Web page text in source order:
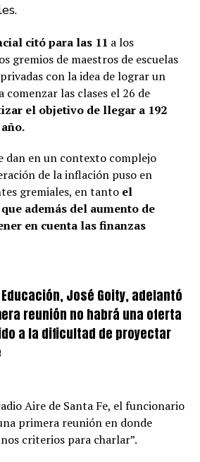
citó para las 11 a los
gremios de maestros de escuelas
con la idea de lograr un
comenzar las clases el 26 de
el objetivo de llegar a 192
dan en un contexto complejo
de la inflación puso en
gremiales, en tanto el
además del aumento de
en cuenta las finanzas
José Goity, adelantó
reunión no habrá una oferta
a la dificultad de proyectar
Aire de Santa Fe, el funcionario
primera reunión en donde
criterios para charlar”.